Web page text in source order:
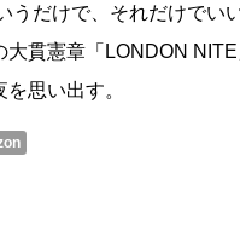
うだけで、それだけでい
大貫憲章「LONDON
思い出す。